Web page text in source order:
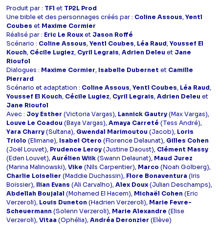
Produit par : TF1 et TP2L Prod
Une bible et des personnages créés par : Coline Assous,Yentl
Coubes et Maxime Cormier
Réalisé par : Eric Le Rouxet Jason Roffé
Scénario : Coline Assous,Yentl Coubes, Léa Raud,Youssef El
Kouch, Cécile Lugiez, Cyril Legrais,Adrien Deleu et Jane
Rioufol
Dialogues : Maxime Cormier, Isabelle Dubernet et Camille
Pierrard
Scénario et adaptation : Coline Assous,Yentl Coubes, Léa Raud,
Youssef El Kouch, Cécile Lugiez, Cyril Legrais,Adrien Deleu et
Jane Rioufol
Avec : Joy Esther (Victoria Vargas), Lannick Gautry(Max Vargas),
Louve Le Coadou (Baya Vargas),Amaya Carreté (Tess André),
Yara Charry(Sultana), Gwendal Marimoutou (Jacob), Loris
Triolo (Elimane), Isabel Otero (Florence Delaunat), Gilles Cohen
(Joël Louvet), Prudence Leroy(Justine Daoust), Clément Massy
(Eden Louvet),Aurélien Wiik(Swann Delaunat), Maud Jurez
(Marina Malinowski),Vike (Nils Carpentier), Marco (Noah Golberg),
Charlie Loiselier (Maddie Duchassin), Flore Bonaventura (Iris
Boissier), Ilian Evans (Ali Carvalho),Alex Doux(Julian Deschamps),
Abdellah Boujalal (Mohamed El Hacem), Michaël Cohen (Eric
Verzeroli), Louis Duneton (Hadrien Verzeroli), Marie Fevre-
Scheuermann (Solenn Verzeroli), Marie Alexandre (Elise
Verzeroli),Vitaa (Ophélia),Andréa Deronzier (Elève)